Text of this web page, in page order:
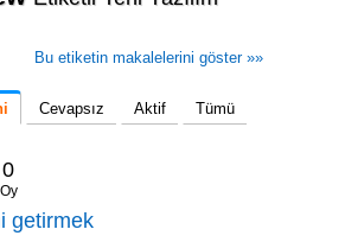
Bu etiketin makalelerini göster »»
Cevapsız Aktif Tümü
0
Oy
getirmek